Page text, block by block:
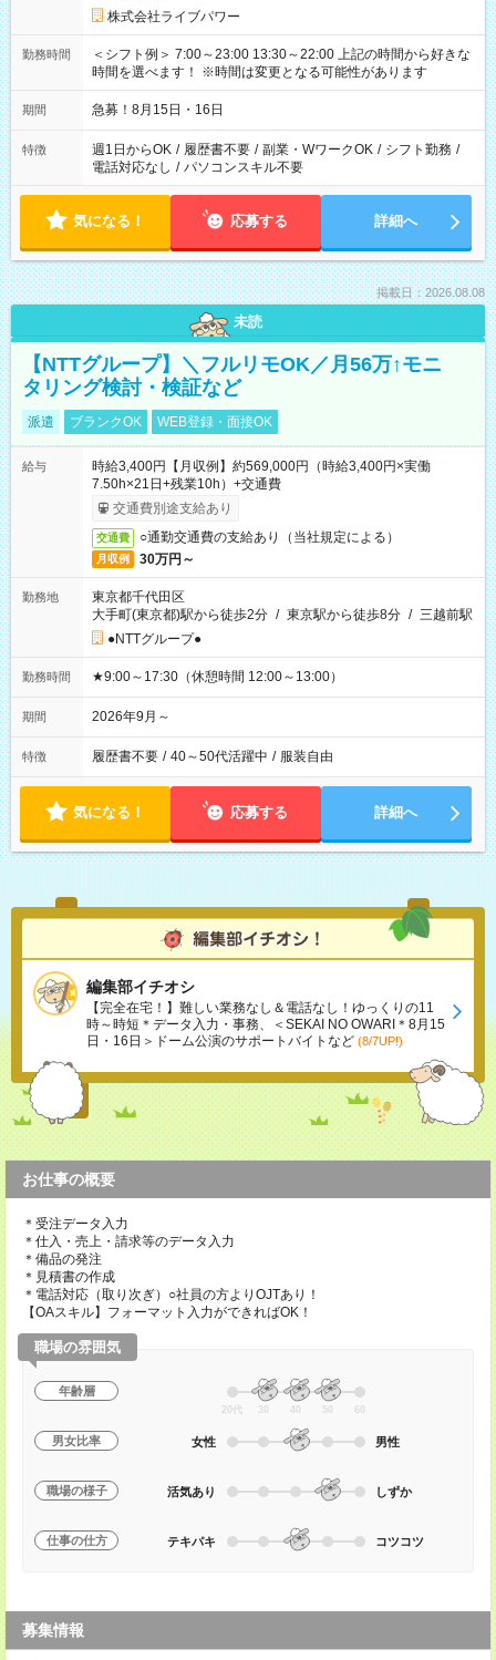
株式会社ライブパワー
勤務時間
＜シフト例＞ 7:00～23:00 13:30～22:00 上記の時間から好きな
時間を選べます！ ※時間は変更となる可能性があります
期間 急募！8月15日・16日
特徴 週1日からOK / 履歴書不要 / 副業・WワークOK / シフト勤務 /
電話対応なし / パソコンスキル不要
気になる！ 応募する 詳細へ
掲載日：2026.08.08
未読
【NTTグループ】＼フルリモOK／月56万↑モニ
タリング検討・検証など
派遣 ブランクOK WEB登録・面接OK
給与
時給3,400円【月収例】約569,000円（時給3,400円×実働
7.50h×21日+残業10h）+交通費
交通費別途支給あり
交通費 ○通勤交通費の支給あり（当社規定による）
月収例 30万円～
勤務地
東京都千代田区
大手町(東京都)駅から徒歩2分 / 東京駅から徒歩8分 / 三越前駅
●NTTグループ●
勤務時間 ★9:00～17:30（休憩時間 12:00～13:00）
期間 2026年9月～
特徴 履歴書不要 / 40～50代活躍中 / 服装自由
気になる！ 応募する 詳細へ
編集部イチオシ
【完全在宅！】難しい業務なし＆電話なし！ゆっくりの11
時～時短＊データ入力・事務、＜SEKAI NO OWARI＊8月15
日・16日＞ドーム公演のサポートバイトなど (8/7UP!)
お仕事の概要
＊受注データ入力
＊仕入・売上・請求等のデータ入力
＊備品の発注
＊見積書の作成
＊電話対応（取り次ぎ）○社員の方よりOJTあり！
【OAスキル】フォーマット入力ができればOK！
職場の雰囲気
年齢層
20代 30 40 50 60
男女比率 女性 男性
職場の様子 活気あり しずか
仕事の仕方 テキパキ コツコツ
募集情報